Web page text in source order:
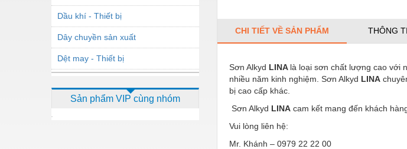
Dầu khí - Thiết bị
Dây chuyền sản xuất
Dệt may - Thiết bị
Dịch vụ - Thi công
Sản phẩm VIP cùng nhóm
CHI TIẾT VỀ SẢN PHẨM THÔNG
Sơn Alkyd LINA là loại sơn chất lượng cao với
nhiều năm kinh nghiệm. Sơn Alkyd LINA
bị cao cấp khác.
Sơn Alkyd LINA cam kết mang đến khách
Vui lòng liên hệ:
Mr. Khánh – 0979 22 22 00